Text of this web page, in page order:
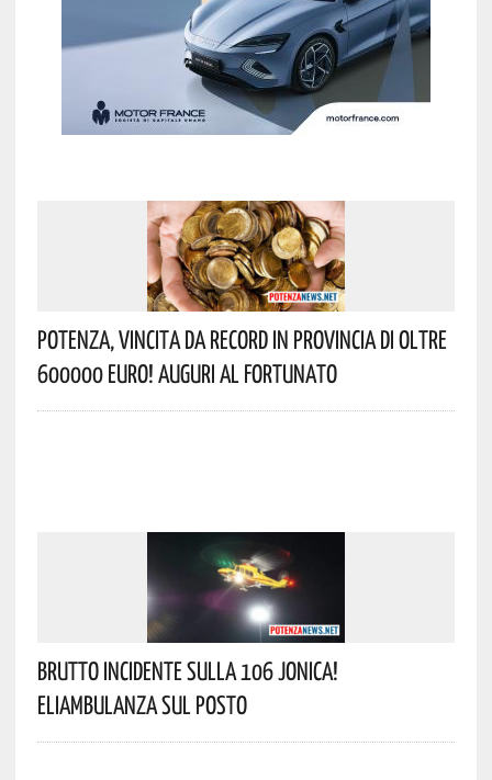
Potenza, Vincita Da Record In Provincia Di Oltre
600000 Euro! Auguri Al Fortunato
Brutto Incidente Sulla 106 Jonica!
Eliambulanza Sul Posto